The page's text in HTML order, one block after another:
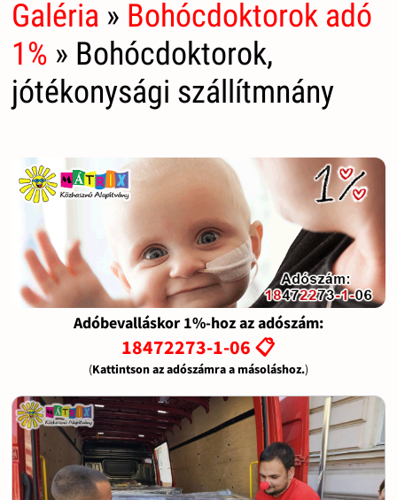
Galéria » Bohócdoktorok adó
1% » Bohócdoktorok,
jótékonysági szállítmnány
Adóbevalláskor 1%-hoz az adószám:
18472273-1-06 📋
(Kattintson az adószámra a másoláshoz.)